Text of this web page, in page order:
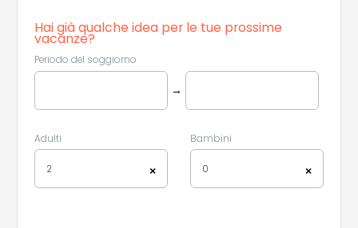
Hai già qualche idea per le tue prossime
vacanze?
Periodo del soggiorno
→
Adulti
×
2
Bambini
×
0